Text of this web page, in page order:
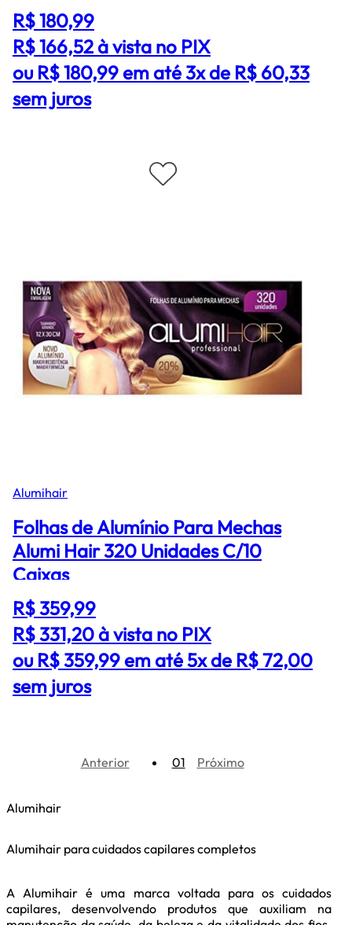
R$ 180,99
R$ 166,52à vista no PIX
ou R$ 180,99 em até 3x de R$ 60,33
sem juros
Alumihair
Folhas de Alumínio Para Mechas
Alumi Hair 320 Unidades C/10
Caixas
R$ 359,99
R$ 331,20à vista no PIX
ou R$ 359,99 em até 5x de R$ 72,00
sem juros
Anterior 01 Próximo
Alumihair
Alumihair para cuidados capilares completos
A Alumihair é uma marca voltada para os cuidados
capilares, desenvolvendo produtos que auxiliam na